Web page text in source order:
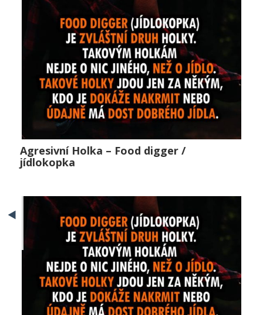
0
Agresivní Holka – Food digger / jídlokopka
Agresivní Holka – Food digger /
jídlokopka
0
YouTuberka Ewitch a
dilemata na fb stránce
Dilema CZ/SK
BY EX3
Pojď se mnou
BY LUCIE MILFORTOVÁ